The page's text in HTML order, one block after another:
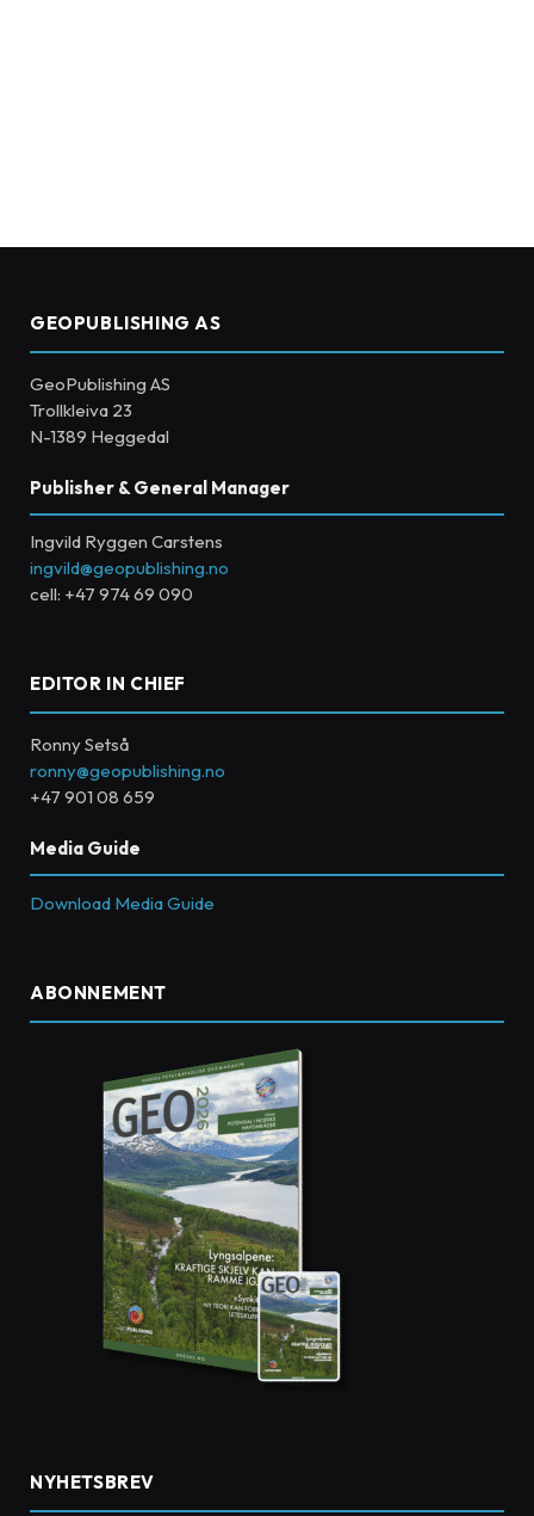
GEOPUBLISHING AS
GeoPublishing AS
Trollkleiva 23
N-1389 Heggedal
Publisher & General Manager
Ingvild Ryggen Carstens
ingvild@geopublishing.no
cell: +47 974 69 090
EDITOR IN CHIEF
Ronny Setså
ronny@geopublishing.no
+47 901 08 659
Media Guide
Download Media Guide
ABONNEMENT
NYHETSBREV